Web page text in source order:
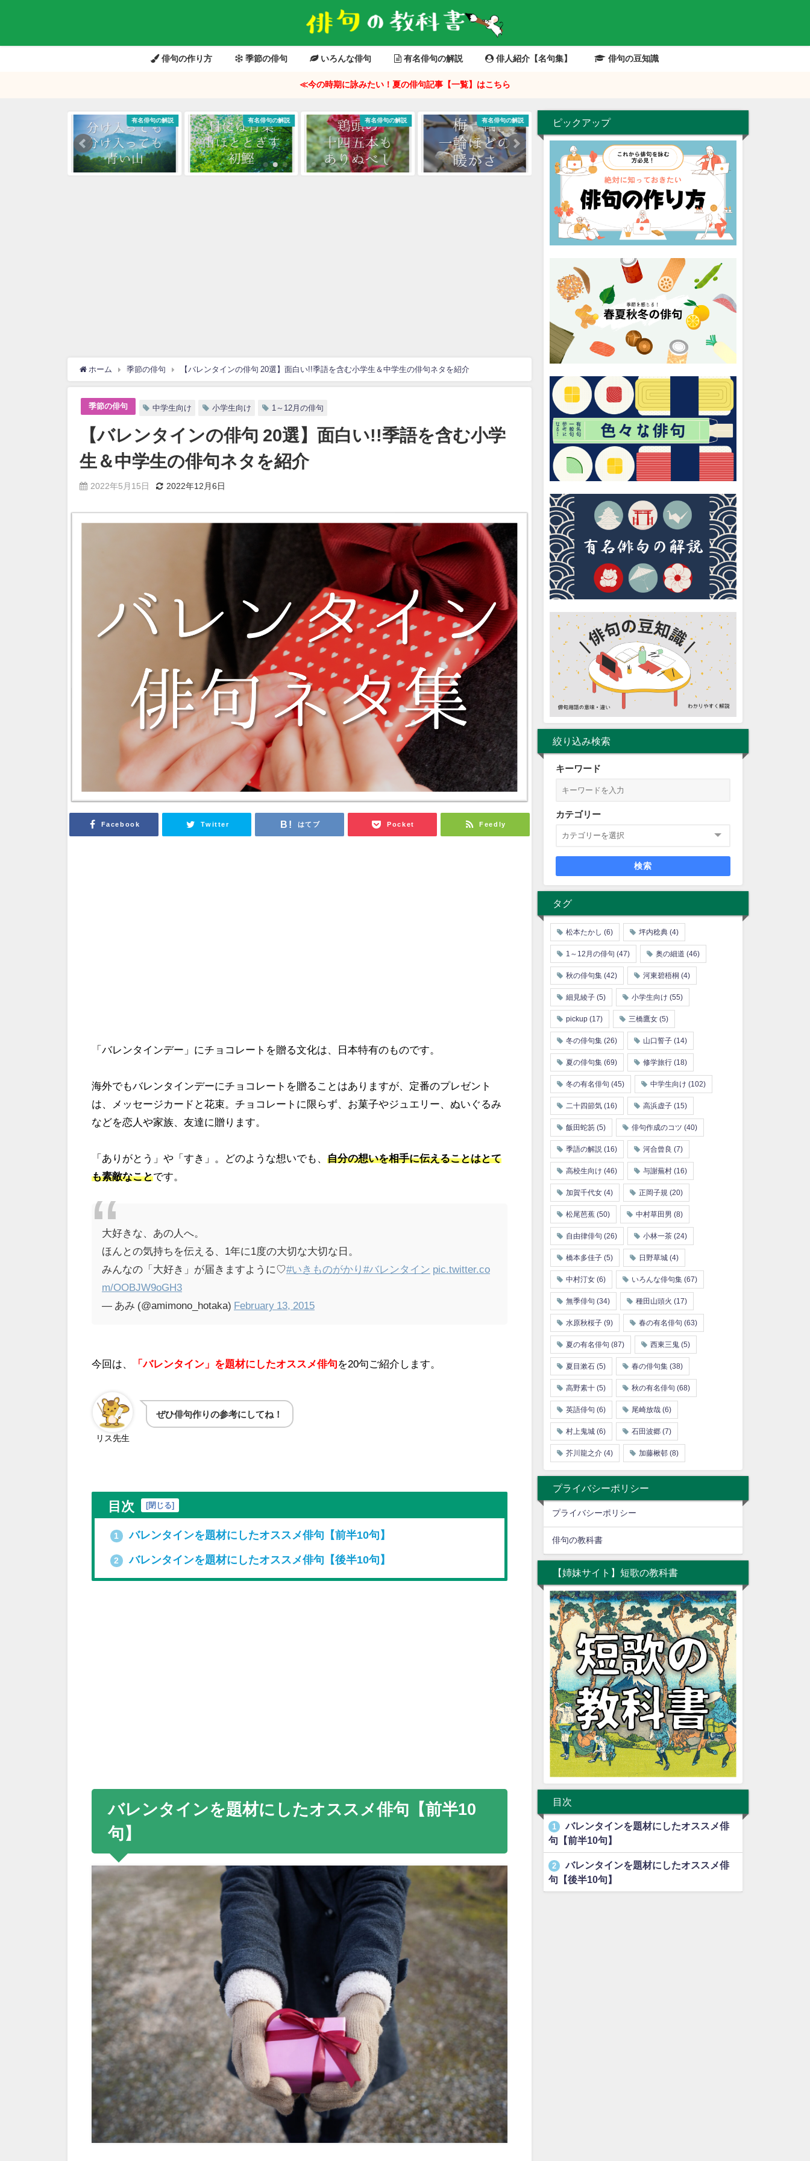
俳句の作り方 季節の俳句 いろんな俳句 有名俳句の解説 俳人紹介【名句集】 俳句の豆知識
≪今の時期に詠みたい！夏の俳句記事【一覧】はこちら
有名俳句の解説 有名俳句の解説 有名俳句の解説 有名俳句の解説 有名俳句の解説
ホーム 季節の俳句 【バレンタインの俳句 20選】面白い!!季語を含む小学生＆中学生の俳句ネタを紹介
季節の俳句 中学生向け 小学生向け 1～12月の俳句
【バレンタインの俳句 20選】面白い!!季語を含む小学
生＆中学生の俳句ネタを紹介
2022年5月15日 2022年12月6日
Facebook Twitter はてブ Pocket Feedly
「バレンタインデー」にチョコレートを贈る文化は、日本特有のものです。
海外でもバレンタインデーにチョコレートを贈ることはありますが、定番のプレゼント
は、メッセージカードと花束。チョコレートに限らず、お菓子やジュエリー、ぬいぐるみ
などを恋人や家族、友達に贈ります。
「ありがとう」や「すき」。どのような想いでも、 自分の想いを相手に伝えることはとて
も素敵なことです。
大好きな、あの人へ。
ほんとの気持ちを伝える、1年に1度の大切な大切な日。
みんなの「大好き」が届きますように♡#いきものがかり #バレンタイン pic.twitter.co
m/OOBJW9oGH3
— あみ (@amimono_hotaka) February 13, 2015
今回は、 「バレンタイン」を題材にしたオススメ俳句を20句 ご紹介します。
リス先生
ぜひ俳句作りの参考にしてね！
目次 [閉じる]
1 バレンタインを題材にしたオススメ俳句【前半10句】
2 バレンタインを題材にしたオススメ俳句【後半10句】
バレンタインを題材にしたオススメ俳句【前半10
句 】
ピックアップ
絞り込み検索
キーワード
カテゴリー
検索
タグ
松本たかし (6) 坪内稔典 (4)
1～12月の俳句 (47) 奥の細道 (46)
秋の俳句集 (42) 河東碧梧桐 (4)
細見綾子 (5) 小学生向け (55)
pickup (17) 三橋鷹女 (5)
冬の俳句集 (26) 山口誓子 (14)
夏の俳句集 (69) 修学旅行 (18)
冬の有名俳句 (45) 中学生向け (102)
二十四節気 (16) 高浜虚子 (15)
飯田蛇笏 (5) 俳句作成のコツ (40)
季語の解説 (16) 河合曾良 (7)
高校生向け (46) 与謝蕪村 (16)
加賀千代女 (4) 正岡子規 (20)
松尾芭蕉 (50) 中村草田男 (8)
自由律俳句 (26) 小林一茶 (24)
橋本多佳子 (5) 日野草城 (4)
中村汀女 (6) いろんな俳句集 (67)
無季俳句 (34) 種田山頭火 (17)
水原秋桜子 (9) 春の有名俳句 (63)
夏の有名俳句 (87) 西東三鬼 (5)
夏目漱石 (5) 春の俳句集 (38)
高野素十 (5) 秋の有名俳句 (68)
英語俳句 (6) 尾崎放哉 (6)
村上鬼城 (6) 石田波郷 (7)
芥川龍之介 (4) 加藤楸邨 (8)
プライバシーポリシー
プライバシーポリシー
俳句の教科書
【姉妹サイト】短歌の教科書
目次
1
バレンタインを題材にしたオススメ俳
句【前半10句】
2
バレンタインを題材にしたオススメ俳
句【後半10句】